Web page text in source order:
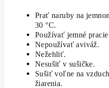
Prať naruby na
30 °C.
Používať jemné
Nepoužívať aviváž.
Nežehliť.
Nesušiť v sušičke.
Sušiť voľne na
žiarenia.